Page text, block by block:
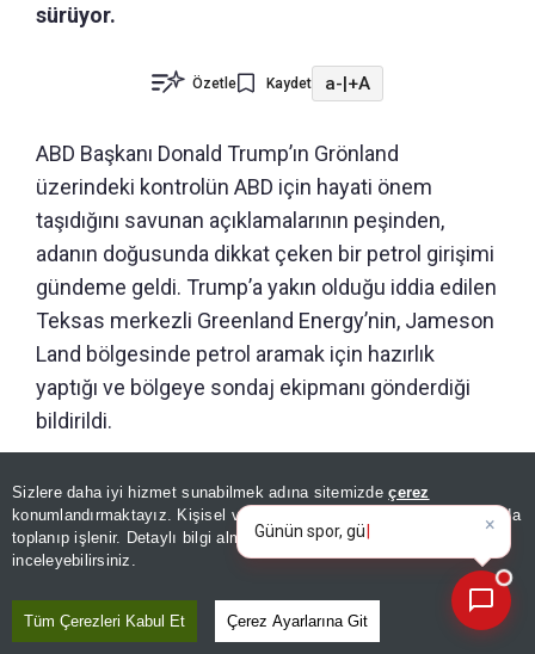
Sizlere daha iyi hizmet sunabilmek adına sitemizdeçerez
konumlandırmaktayız. Kişisel verileriniz, KVKK ve GDPR kapsamında
toplanıp işlenir. Detaylı bilgi almak içinAydınlatma Metnimizi
inceleyebilirsiniz.
Tüm Çerezleri Kabul Et Çerez Ayarlarına Git
sürüyor.
Özetle Kaydet a-|+A
ABD Başkanı Donald Trump’ın Grönland
üzerindeki kontrolün ABD için hayati önem
taşıdığını savunan açıklamalarının peşinden,
adanın doğusunda dikkat çeken bir petrol girişimi
gündeme geldi. Trump’a yakın olduğu iddia edilen
Teksas merkezli Greenland Energy’nin, Jameson
Land bölgesinde petrol aramak için hazırlık
yaptığı ve bölgeye sondaj ekipmanı gönderdiği
bildirildi.
60 MİLYAR DOLARLIK YATIRIM İÇİN
KOLLARI SIVADILAR
Guardian’ın haberine göre şirket yöneticileri,
Jameson Land’in altında yaklaşık 1 trilyon dolar
Günün spor, gündem ve
ekonomi gelişmelerini analiz e